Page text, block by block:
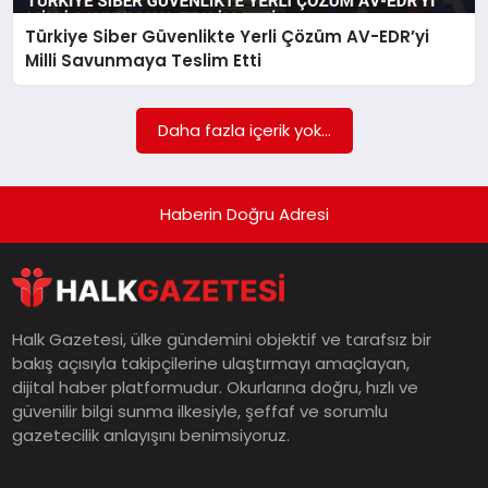
MAGAZIN
SPOR
TEKNOLOJI
YAŞAM
Türkiye Siber Güvenlikte Yerli Çözüm AV-EDR’yi
Milli Savunmaya Teslim Etti
Daha fazla içerik yok...
Haberin Doğru Adresi
Halk Gazetesi, ülke gündemini objektif ve tarafsız bir
bakış açısıyla takipçilerine ulaştırmayı amaçlayan,
dijital haber platformudur. Okurlarına doğru, hızlı ve
güvenilir bilgi sunma ilkesiyle, şeffaf ve sorumlu
gazetecilik anlayışını benimsiyoruz.